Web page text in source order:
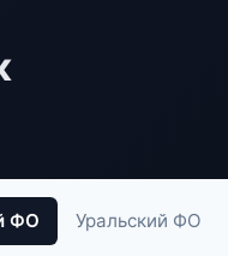
ФО Уральский ФО